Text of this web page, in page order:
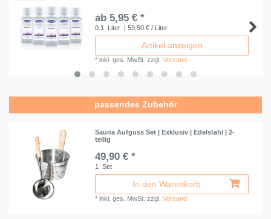
ab 5,95 € *
0.1 Liter | 59,50 € / Liter
Artikel anzeigen
*inkl. ges. MwSt. zzgl.Versand
passendes Zubehör
Sauna Aufguss Set | Exklusiv | Edelstahl | 2-
teilig
49,90 € *
1 Set
In den Warenkorb
*inkl. ges. MwSt. zzgl.Versand